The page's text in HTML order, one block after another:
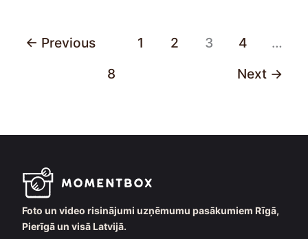
← Previous 1 2 3 4
…
8
Next →
Foto un video risinājumi uzņēmumu pasākumiem Rīgā,
Pierīgā un visā Latvijā.